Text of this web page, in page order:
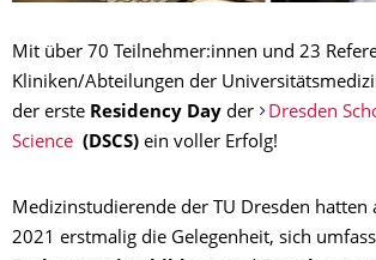
Mit über 70 Teilnehmer:innen und 23
Kliniken/Abteilungen der
der erste Residency Day der
Dresden
Science (DSCS) ein voller Erfolg!
Medizinstudierende der TU Dresden hatten
2021 erstmalig die Gelegenheit, sich